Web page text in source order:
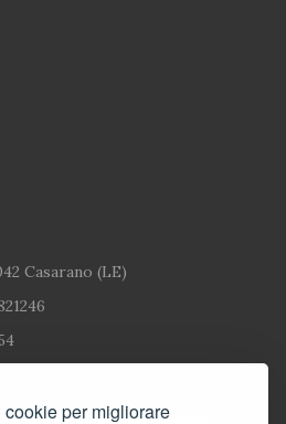
per migliorare
Casarano (LE)